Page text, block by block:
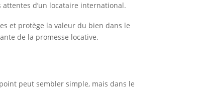
d’un locataire international.
et protège la valeur du bien dans le
de la promesse locative.
peut sembler simple, mais dans le